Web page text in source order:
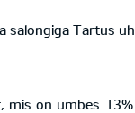
salongiga Tartus
on umbes